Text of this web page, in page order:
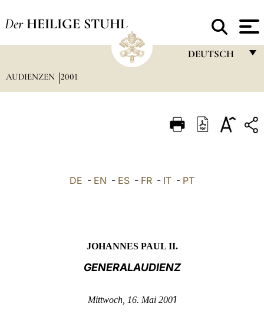
Der HEILIGE STUHL
DEUTSCH
ITALIANO
AUDIENZEN 2001
DE - EN - ES - FR - IT - PT
JOHANNES PAUL II.
GENERALAUDIENZ
Mittwoch, 16. Mai 2001